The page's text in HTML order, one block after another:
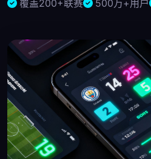
覆盖200+联赛 500万+用户